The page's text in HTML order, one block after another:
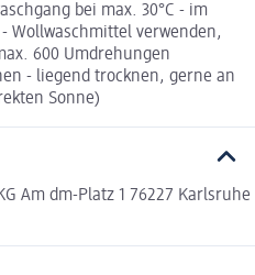
bei max. 30°C - im
Wollwaschmittel verwenden,
600 Umdrehungen
- liegend trocknen, gerne an
Sonne)
Am dm-Platz 1 76227 Karlsruhe